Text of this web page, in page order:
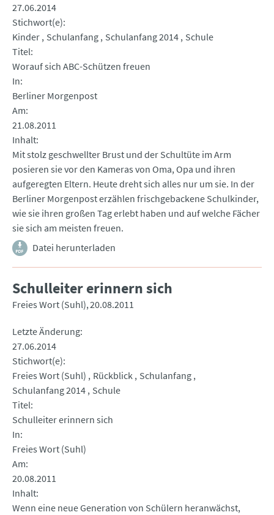
27.06.2014
Stichwort(e)
Kinder Schulanfang Schulanfang 2014 Schule
Titel
Worauf sich ABC-Schützen freuen
In
Berliner Morgenpost
Am
21.08.2011
Inhalt
Mit stolz geschwellter Brust und der Schultüte im Arm
posieren sie vor den Kameras von Oma, Opa und ihren
aufgeregten Eltern. Heute dreht sich alles nur um sie. In der
Berliner Morgenpost erzählen frischgebackene Schulkinder,
wie sie ihren großen Tag erlebt haben und auf welche Fächer
sie sich am meisten freuen.
Datei herunterladen
Schulleiter erinnern sich
Freies Wort (Suhl) 20.08.2011
Letzte Änderung
27.06.2014
Stichwort(e)
Freies Wort (Suhl)
Rückblick Schulanfang
Schulanfang 2014 Schule
Titel
Schulleiter erinnern sich
In
Freies Wort (Suhl)
Am
20.08.2011
Inhalt
Wenn eine neue Generation von Schülern heranwächst,